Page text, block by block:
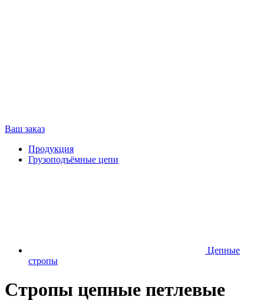
Ваш заказ
Продукция
Грузоподъёмные цепи
Цепные
стропы
Стропы цепные петлевые